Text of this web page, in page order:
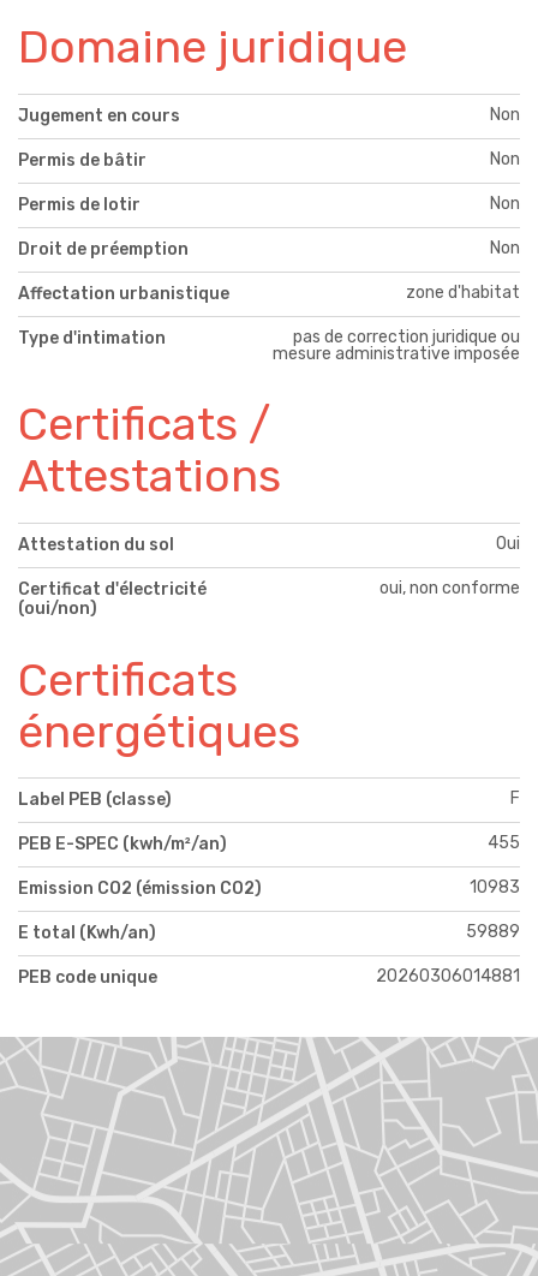
Domaine juridique
Jugement en cours Non
Permis de bâtir Non
Permis de lotir Non
Droit de préemption Non
Affectation urbanistique zone d'habitat
Type d'intimation
pas de correction juridique ou
mesure administrative imposée
Certificats /
Attestations
Attestation du sol Oui
Certificat d'électricité
(oui/non)
oui, non conforme
Certificats
énergétiques
Label PEB (classe) F
PEB E-SPEC (kwh/m²/an) 455
Emission CO2 (émission CO2) 10983
E total (Kwh/an) 59889
PEB code unique 20260306014881